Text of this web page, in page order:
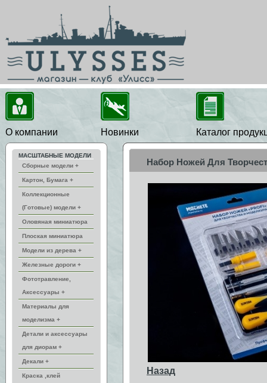
О компании Новинки Каталог
МАСШТАБНЫЕ МОДЕЛИ
Сборные модели +
Картон, Бумага +
Коллекционные
(Готовые) модели +
Оловяная миниатюра
Плоская миниатюра
Модели из дерева +
Железные дороги +
Фототравление,
Аксессуары +
Материалы для
моделизма +
Детали и аксессуары
для диорам +
Декали +
Краска ,клей
Набор Ножей Для
Назад